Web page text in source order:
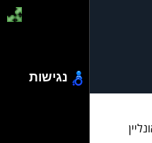
נגישות